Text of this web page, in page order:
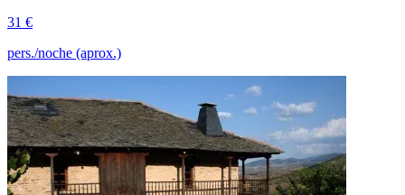
31 €
pers./noche (aprox.)